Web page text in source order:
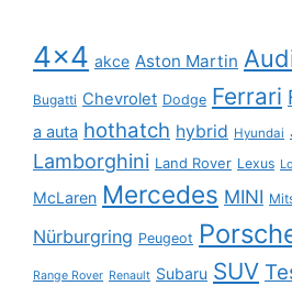
4x4 akce Aston Martin
Bugatti Chevrolet Dodge Ferrari
a auta hothatch hybrid Hyundai
Lamborghini Land Rover Lexus
McLaren Mercedes MINI
Nürburgring Peugeot
Range Rover Renault Subaru SUV